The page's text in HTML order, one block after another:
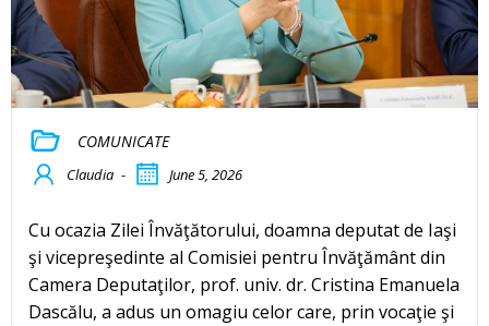
COMUNICATE
Claudia - June 5, 2026
Cu ocazia Zilei Învăţătorului, doamna deputat de Iaşi
şi vicepreşedinte al Comisiei pentru Învăţământ din
Camera Deputaţilor, prof. univ. dr. Cristina Emanuela
Dascălu, a adus un omagiu celor care, prin vocaţie şi